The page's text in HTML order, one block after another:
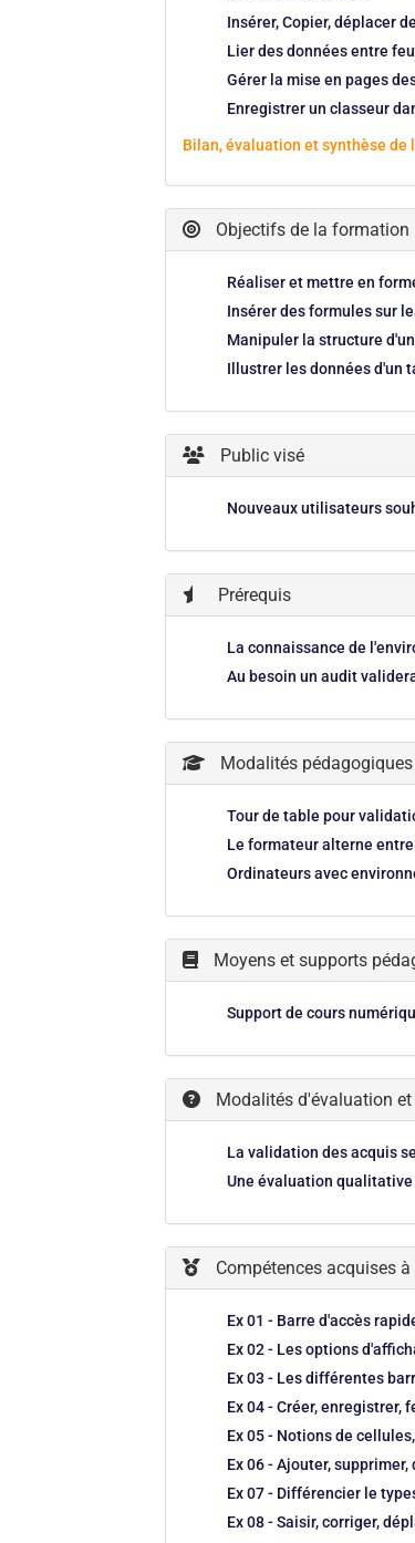
Insérer, Copier, déplacer
Lier des données entre
Gérer la mise en pages
Enregistrer un classeur
Bilan, évaluation et synthèse
Objectifs de la formation
Réaliser et mettre en
Insérer des formules sur
Manipuler la structure
Illustrer les données d'un
Public visé
Nouveaux utilisateurs
Prérequis
La connaissance de
Au besoin un audit
Modalités pédagogiques
Tour de table pour
Le formateur alterne
Ordinateurs avec
Moyens et supports
Support de cours
Modalités d'évaluation et
La validation des acquis
Une évaluation
Compétences acquises
Ex 01 - Barre d'accès
Ex 02 - Les options
Ex 03 - Les différentes
Ex 04 - Créer, enregistrer,
Ex 05 - Notions de
Ex 06 - Ajouter,
Ex 07 - Différencier le
Ex 08 - Saisir, corriger,